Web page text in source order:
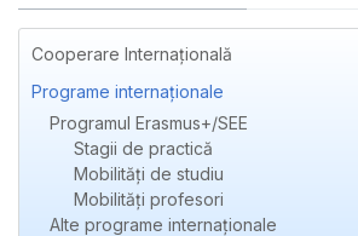
Cooperare Internațională
Programe internaționale
Programul Erasmus+/SEE
Stagii de practică
Mobilități de studiu
Mobilități profesori
Alte programe internaţionale